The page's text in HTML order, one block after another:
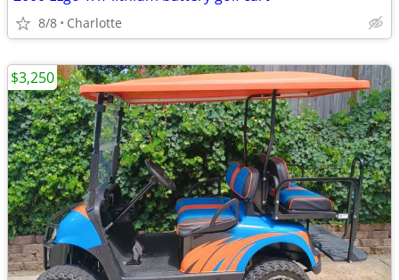
8/8 Charlotte
$3,250